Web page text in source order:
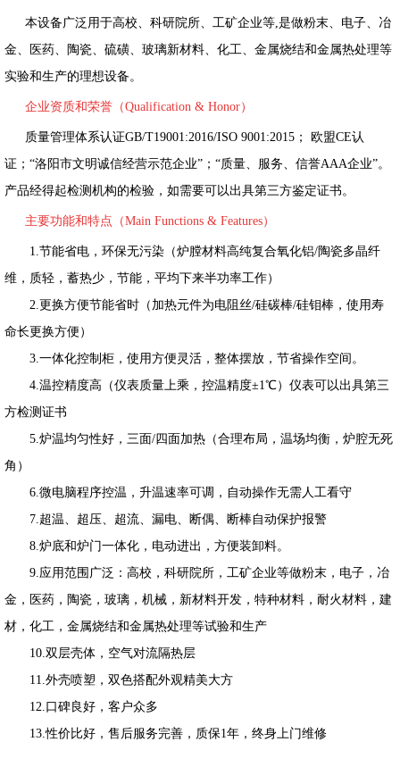
本设备广泛用于高校、科研院所、工矿企业等,是做粉末、电子、冶
金、医药、陶瓷、硫磺、玻璃新材料、化工、金属烧结和金属热处理等
实验和生产的理想设备。
企业资质和荣誉（Qualification & Honor）
质量管理体系认证GB/T19001:2016/ISO 9001:2015 ； 欧盟CE认
证；“洛阳市文明诚信经营示范企业” ； “质量、服务、信誉AAA企业”。
产品经得起检测机构的检验，如需要可以出具第三方鉴定证书。
主要功能和特点（Main Functions & Features）
1.节能省电，环保无污染（炉膛材料高纯复合氧化铝/陶瓷多晶纤
维，质轻，蓄热少，节能，平均下来半功率工作）
2.更换方便节能省时（加热元件为电阻丝/硅碳棒/硅钼棒，使用寿
命长更换方便）
3.一体化控制柜，使用方便灵活，整体摆放，节省操作空间。
4.温控精度高（仪表质量上乘，控温精度±1℃）仪表可以出具第三
方检测证书
5.炉温均匀性好，三面/四面加热（合理布局，温场均衡，炉腔无死
角）
6.微电脑程序控温，升温速率可调，自动操作无需人工看守
7.超温、超压、超流、漏电、断偶、断棒自动保护报警
8.炉底和炉门一体化，电动进出，方便装卸料。
9.应用范围广泛：高校，科研院所，工矿企业等做粉末，电子，冶
金，医药，陶瓷，玻璃，机械，新材料开发，特种材料，耐火材料，建
材，化工，金属烧结和金属热处理等试验和生产
10.双层壳体，空气对流隔热层
11.外壳喷塑，双色搭配外观精美大方
12.口碑良好，客户众多
13.性价比好，售后服务完善，质保1年，终身上门维修